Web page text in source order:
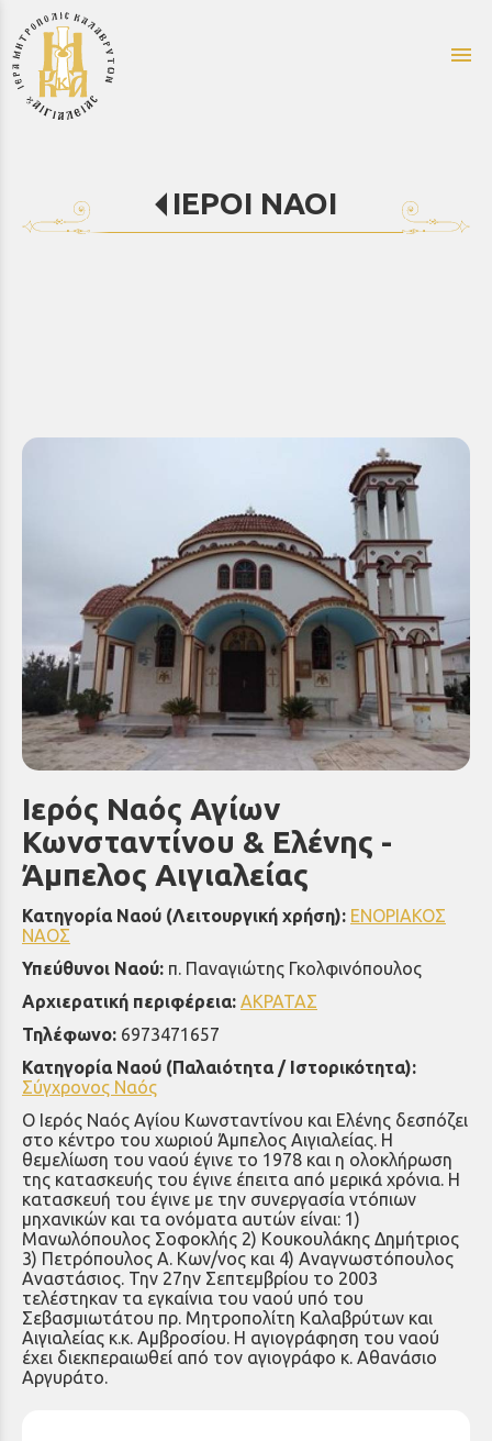
menu
ΙΕΡΟΙ ΝΑΟΙ
Ιερός Ναός Αγίων
Κωνσταντίνου & Ελένης -
Άμπελος Αιγιαλείας
Κατηγορία Ναού (Λειτουργική χρήση): ΕΝΟΡΙΑΚΟΣ
ΝΑΟΣ
Υπεύθυνοι Ναού: π. Παναγιώτης Γκολφινόπουλος
Αρχιερατική περιφέρεια: ΑΚΡΑΤΑΣ
Τηλέφωνο: 6973471657
Κατηγορία Ναού (Παλαιότητα / Ιστορικότητα):
Σύγχρονος Ναός
Ο Ιερός Ναός Αγίου Κωνσταντίνου και Ελένης δεσπόζει
στο κέντρο του χωριού Άμπελος Αιγιαλείας. Η
θεμελίωση του ναού έγινε το 1978 και η ολοκλήρωση
της κατασκευής του έγινε έπειτα από μερικά χρόνια. Η
κατασκευή του έγινε με την συνεργασία ντόπιων
μηχανικών και τα ονόματα αυτών είναι: 1)
Μανωλόπουλος Σοφοκλής 2) Κουκουλάκης Δημήτριος
3) Πετρόπουλος Α. Κων/νος και 4) Αναγνωστόπουλος
Αναστάσιος. Την 27ην Σεπτεμβρίου το 2003
τελέστηκαν τα εγκαίνια του ναού υπό του
Σεβασμιωτάτου πρ. Μητροπολίτη Καλαβρύτων και
Αιγιαλείας κ.κ. Αμβροσίου. Η αγιογράφηση του ναού
έχει διεκπεραιωθεί από τον αγιογράφο κ. Αθανάσιο
Αργυράτο.